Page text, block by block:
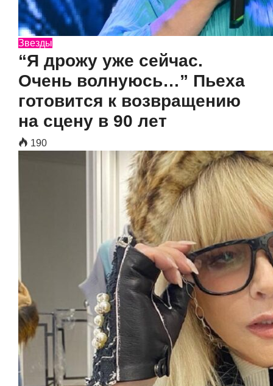
Звезды
“Я дрожу уже сейчас.
Очень волнуюсь…” Пьеха
готовится к возвращению
на сцену в 90 лет
190